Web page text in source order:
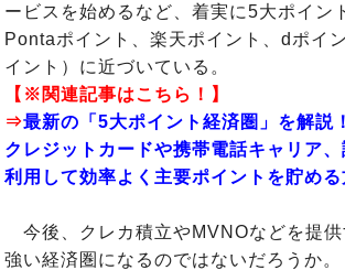
ービスを始めるなど、着実に5大ポイン
Pontaポイント、楽天ポイント、dポイ
イント）に近づいている。
【※関連記事はこちら！】
⇒最新の「5大ポイント経済圏」を解説
クレジットカードや携帯電話キャリア
利用して効率よく主要ポイントを貯め
今後、クレカ積立やMVNOなどを提供
強い経済圏になるのではないだろうか。